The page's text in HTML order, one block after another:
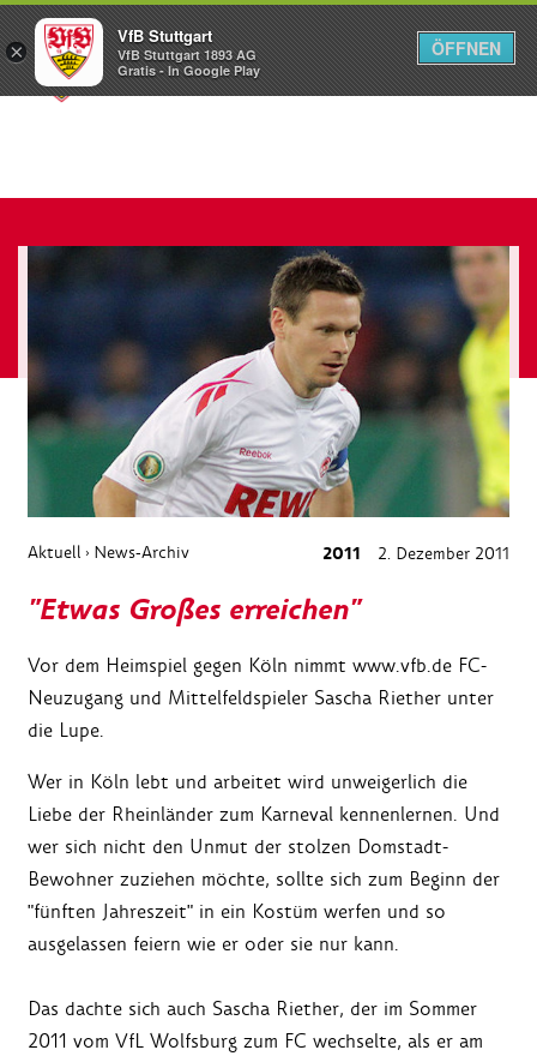
Menü
Aktuell › News-Archiv 2011 2. Dezember 2011
"Etwas Großes erreichen"
Vor dem Heimspiel gegen Köln nimmt www.vfb.de FC-
Neuzugang und Mittelfeldspieler Sascha Riether unter
die Lupe.
Wer in Köln lebt und arbeitet wird unweigerlich die
Liebe der Rheinländer zum Karneval kennenlernen. Und
wer sich nicht den Unmut der stolzen Domstadt-
Bewohner zuziehen möchte, sollte sich zum Beginn der
"fünften Jahreszeit" in ein Kostüm werfen und so
ausgelassen feiern wie er oder sie nur kann.
Das dachte sich auch Sascha Riether, der im Sommer
2011 vom VfL Wolfsburg zum FC wechselte, als er am
×
VfB Stuttgart
VfB Stuttgart 1893 AG
Gratis - In Google Play
ÖFFNEN